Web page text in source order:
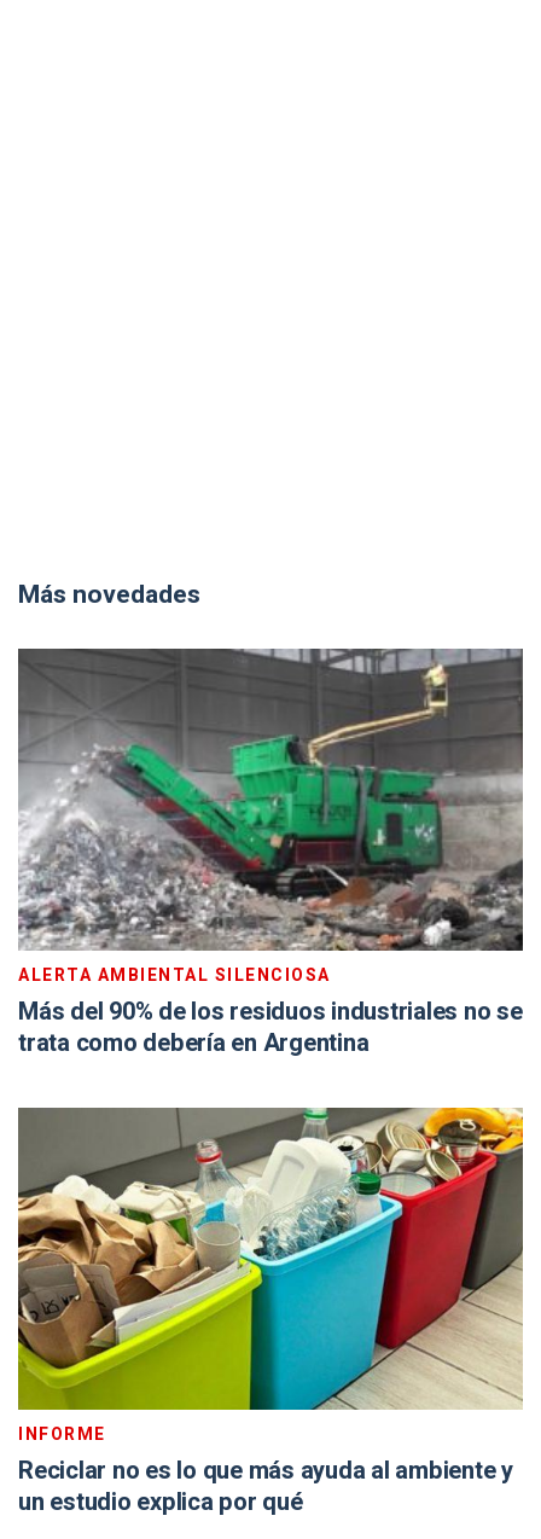
Más novedades
ALERTA AMBIENTAL SILENCIOSA
Más del 90% de los residuos industriales no se
trata como debería en Argentina
INFORME
Reciclar no es lo que más ayuda al ambiente y
un estudio explica por qué